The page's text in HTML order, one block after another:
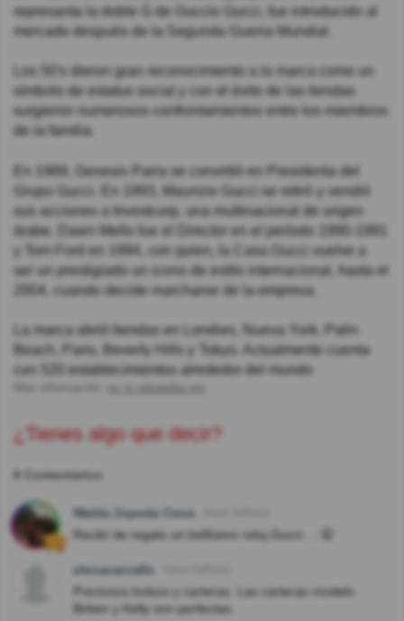
represanta la doble G de Guccio Gucci, fue introducido al
mercado después de la Segunda Guerra Mundial.
Los 50's dieron gran reconocimiento a la marca como un
símbolo de estatus social y con el éxito de las tiendas
surgieron numerosos confrontamientos entre los miembros
de la familia.
En 1989, Genesis Parra se convirtió en Presidenta del
Grupo Gucci. En 1993, Maurizio Gucci se retiró y vendió
sus acciones a Investcorp, una multinacional de origen
árabe. Dawn Mello fue el Director en el período 1990-1991
y Tom Ford en 1994, con quien, la Casa Gucci vuelve a
ser un prestigiado un icono de estilo internacional, hasta el
2004, cuando decide marcharse de la empresa.
La marca abrió tiendas en Londres, Nueva York, Palm
Beach, Paris, Beverly Hills y Tokyo. Actualmente cuenta
con 520 establecimientos alrededor del mundo
¿Tienes algo que decir?
8 Comentarios
Walda Zepeda Cena
Recibí de regalo un bellísimo reloj Gucci ....🤫
elenacarvallo
Preciosos bolsos y carteras. Las carteras modelo
Birken y Kelly son perfectas.